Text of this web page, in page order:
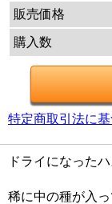
販売価格
購入数
特定商取引法に
ドライになったハ
稀に中の種が入っ